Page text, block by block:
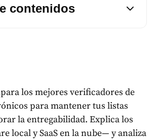
contenidos
los mejores verificadores de
para mantener tus listas
la entregabilidad. Explica los
local y SaaS en la nube— y analiza